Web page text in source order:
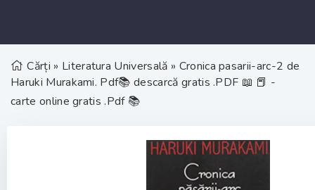
Cărți » Literatura Universală » Cronica pasarii-arc-2 de
Haruki Murakami. Pdf📚 descarcă gratis .PDF 📖 📕 -
carte online gratis .Pdf 📚